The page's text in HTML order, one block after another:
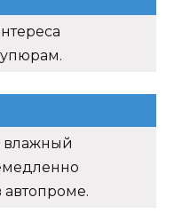
влажный
автопроме.